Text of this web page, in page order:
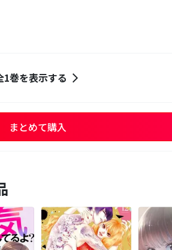
1巻を表示する
まとめて購入